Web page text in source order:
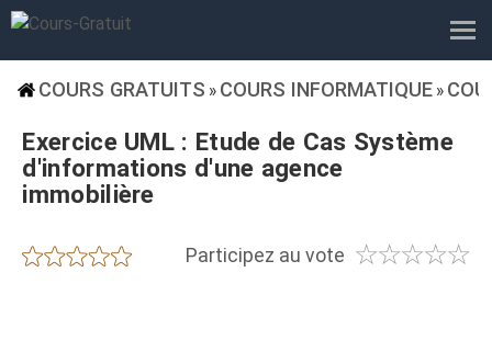
COURS GRATUITS » COURS INFORMATIQUE »
Exercice UML : Etude de Cas Système
d'informations d'une agence
immobilière
Participez au vote ☆☆☆☆☆
★★★★★